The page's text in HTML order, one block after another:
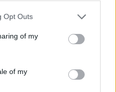
Opt Outs
of my
of my
skausmą, bet prieš
ir aš
nesikreipsiu, kaip gi
– pasakojo ji.